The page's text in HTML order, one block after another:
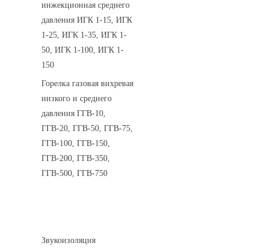
инжекционная среднего
давления ИГК 1-15, ИГК
1-25, ИГК 1-35, ИГК 1-
50, ИГК 1-100, ИГК 1-
150
Горелка газовая вихревая
низкого и среднего
давления ГГВ-10,
ГГВ-20, ГГВ-50, ГГВ-75,
ГГВ-100, ГГВ-150,
ГГВ-200, ГГВ-350,
ГГВ-500, ГГВ-750
Звукоизоляция